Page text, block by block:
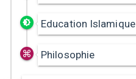
Education Islamique
Philosophie